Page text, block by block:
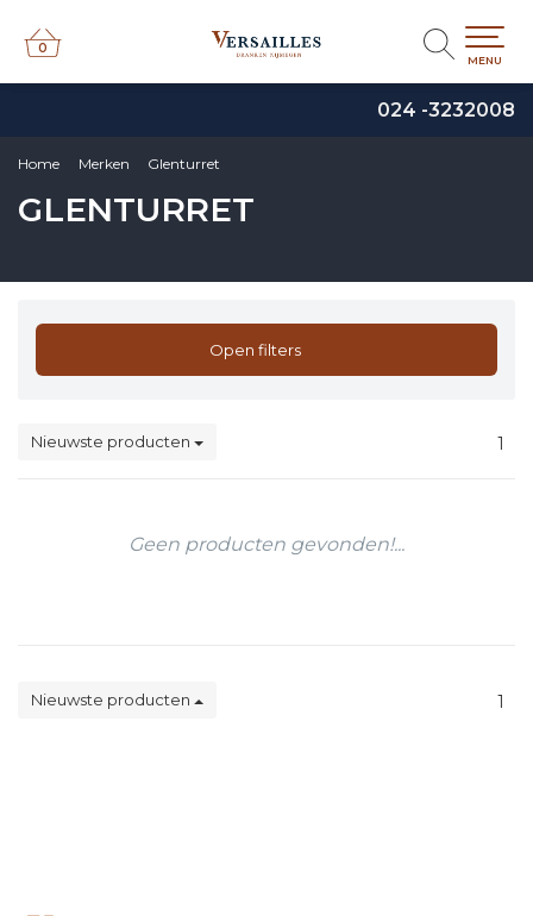
024 -3232008
0
0
MENU
Home Merken Glenturret
GLENTURRET
Open filters
Nieuwste producten 1
Geen producten gevonden!...
Nieuwste producten 1